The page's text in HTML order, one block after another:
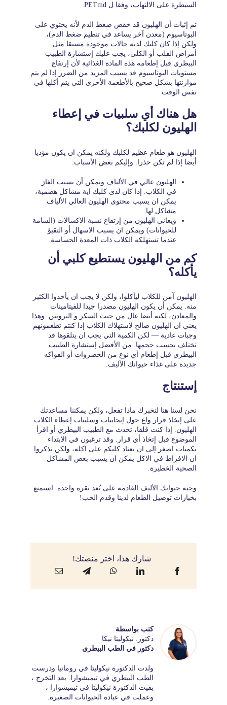
السيطرة على الالتهاب، وفقا ل PETmd.
تم إثبات أن الهليون قد خفض ضغط الدم لأنه يحتوي على
البوتاسيوم (معدن آخر يساعد في تنظيم ضغط الدم)،
ولكن إذا كان كلبك لديه حالات موجودة مسبقا مثل
أمراض القلب أو الكلى، يجب عليك إستشارة الطبيب
البيطري قبل إطعامه هذه المادة الغذائية لأن إرتفاع
مستويات البوتاسيوم قد يسبب المزيد من الضرر إذا لم يتم
موازنتها بشكل صحيح بالأطعمة الأخرى التي يتم أكلها في
نفس الوقت
هل هناك أي سلبيات في إعطاء
الهليون لكلبك؟
الهليون هو طعام عظيم لكلبك ولكنه يمكن ان يكون مؤذيا
أيضا إذا لم تكن حذرا. وإليكم بعض الأسباب:
الهليون عالي في الألياف ويمكن أن يسبب الغاز
في الكلاب. إذا كان لدى كلبك اية مشاكل هضمية،
يمكن ان يسبب محتوى الهليون العالي الألياف
مشاكل لها.
ويعاني الهليون من إرتفاع نسبة الاكسالات (السامة
للحيوانات) ويمكن ان يسبب الاسهال أو التقيؤ
عندما تستهلكه الكلاب ذات المعدة الحساسة.
كم من الهليون يستطيع كلبي أن
يأكله؟
الهليون آمن للكلاب ليأكلوا، ولكن لا يجب ان يأخذوا الكثير
منه. يمكن أن يكون الهليون مصدرا جيدا للفيتامينات
والمعادن، لكنه أيضا عال من حيث السكر و البروتين. وهذا
يعني ان الهليون صالح لاستهلاك الكلاب إذا كنتم تطعمونهم
وجبات عادية — لكن الكمية التي يجب ان يتلقوها قد
تختلف بحسب حجمها. من الأفضل إستشارة الطبيب
البيطري قبل إطعام أي نوع من الخضروات أو الفواكه
جديدة على غذاء حيوانك الأليف.
إستنتاج
نحن لسنا هنا لنخبرك ماذا تفعل، ولكن يمكننا مساعدتك
على إتخاذ قرار واع حول إيجابيات وسلبيات إعطاء الكلاب
الهليون. إذا كنت قلقا، تحدث مع الطبيب البيطري أو اقرأ
الموضوع قبل إتخاذ أي قرار. وقد ترغبون في الابتداء
بكميات اصغر إلى ان يعتاد كلبكم على اكله، ولكن تذكروا
ان الافراط في الاكل يمكن ان يسبب بعض المشاكل
الصحية الخطيرة.
وجبة حيوانك الأليف القادمة على بُعد نقرة واحدة. استمتع
بخيارات توصيل الطعام لدينا وقدم الحب!
شارك هذا، اختر منصتك!
كتب بواسطة
دكتور. نيكوليتا نيكا
دكتور في الطب البيطري
ولدت الدكتورة نيكوليتا في رومانيا ودرست
الطب البيطري في تيميشوارا. بعد التخرج ،
بقيت الدكتورة نيكوليتا في تيميشوارا ،
وعملت في عيادة الحيوانات الصغيرة.